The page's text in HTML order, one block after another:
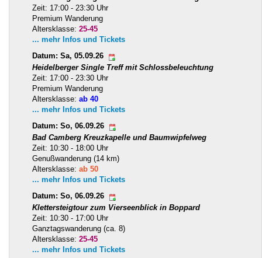
Zeit: 17:00 - 23:30 Uhr
Premium Wanderung
Altersklasse: 25-45
... mehr Infos und Tickets
Datum: Sa, 05.09.26
Heidelberger Single Treff mit Schlossbeleuchtung
Zeit: 17:00 - 23:30 Uhr
Premium Wanderung
Altersklasse: ab 40
... mehr Infos und Tickets
Datum: So, 06.09.26
Bad Camberg Kreuzkapelle und Baumwipfelweg
Zeit: 10:30 - 18:00 Uhr
Genußwanderung (14 km)
Altersklasse: ab 50
... mehr Infos und Tickets
Datum: So, 06.09.26
Klettersteigtour zum Vierseenblick in Boppard
Zeit: 10:30 - 17:00 Uhr
Ganztagswanderung (ca. 8)
Altersklasse: 25-45
... mehr Infos und Tickets